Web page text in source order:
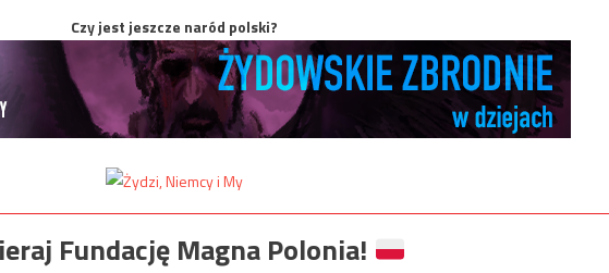
Czy jest jeszcze naród polski?
Fundację Magna Polonia!